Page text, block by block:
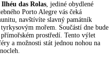
Ilhéu das Rolas, jediné obydlené
Porto Alegre vás čeká
navštívíte slavný památník
mořem. Součástí dne bude
prostředí. Tento výlet
a možnosti stát jednou nohou na